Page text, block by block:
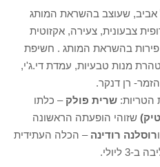
אביב, שעוצב בהשראת המותג
צבעונית, צעירה, אקזוטית
פירות בהשראת המותג . חשיפת
מנות טבעיות, עמדת די.ג'י,
רן דנקר.
הטריות: שרית פולק – כלתו
שזוהי הופעתה הראשונה
רוסלנה רודינה – הכלה העתידית
ליולי.